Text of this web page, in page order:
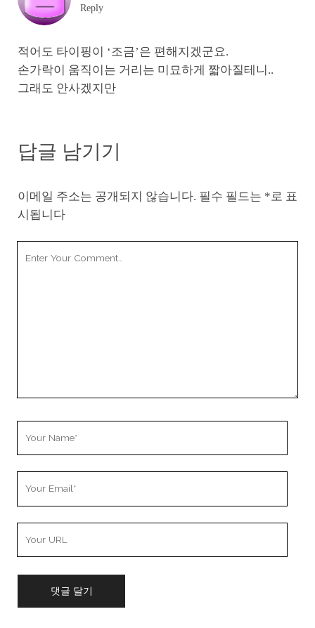
Reply
적어도 타이핑이 ‘조금’은 편해지겠군요.
손가락이 움직이는 거리는 미묘하게 짧아질테니..
그래도 안사겠지만
답글 남기기
이메일 주소는 공개되지 않습니다. 필수 필드는 * 로 표
시됩니다